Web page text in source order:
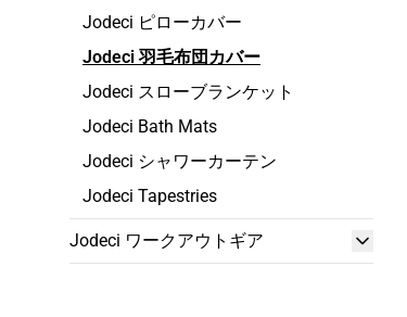
Jodeci ピローカバー
Jodeci 羽毛布団カバー
Jodeci スローブランケット
Jodeci Bath Mats
Jodeci シャワーカーテン
Jodeci Tapestries
Jodeci ワークアウトギア